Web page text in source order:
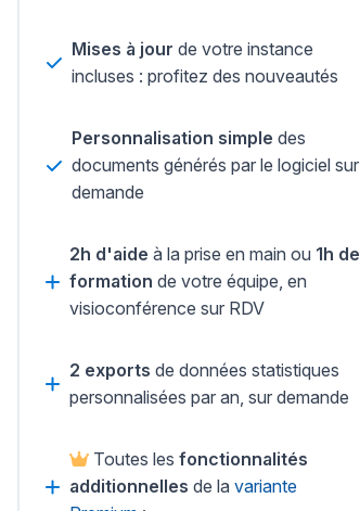
Mises à jour de votre instance
incluses : profitez des nouveautés
Personnalisation simple des
documents générés par le logiciel sur
demande
2h d'aide à la prise en main ou 1h de
formation de votre équipe, en
visioconférence sur RDV
2 exports de données statistiques
personnalisées par an, sur demande
Toutes les fonctionnalités
additionnelles de la variante